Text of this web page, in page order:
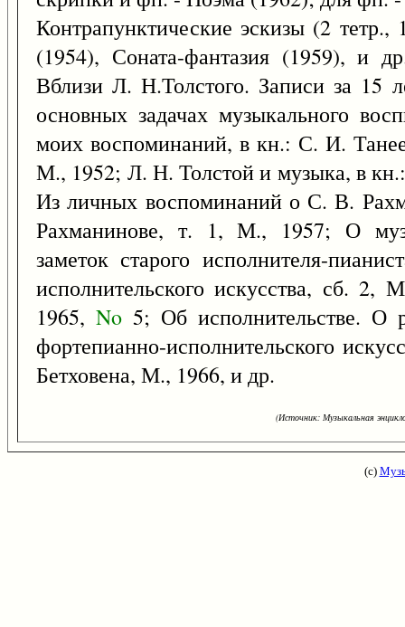
Контрапунктические эскизы (2
(1954), Соната-фантазия (1959), и
Вблизи Л. Н.Толстого. Записи за 15
основных задачах музыкального
моих воспоминаний, в кн.: С. И.
М., 1952; Л. Н. Толстой и музыка, в
Из личных воспоминаний о С. В.
Рахманинове, т. 1, М., 1957; О
заметок старого исполнителя-
исполнительского искусства, сб.
1965, No 5; Об исполнительстве. О
фортепианно-исполнительского
Бетховена, М., 1966, и др.
(Источник: Музыкальная
(с)